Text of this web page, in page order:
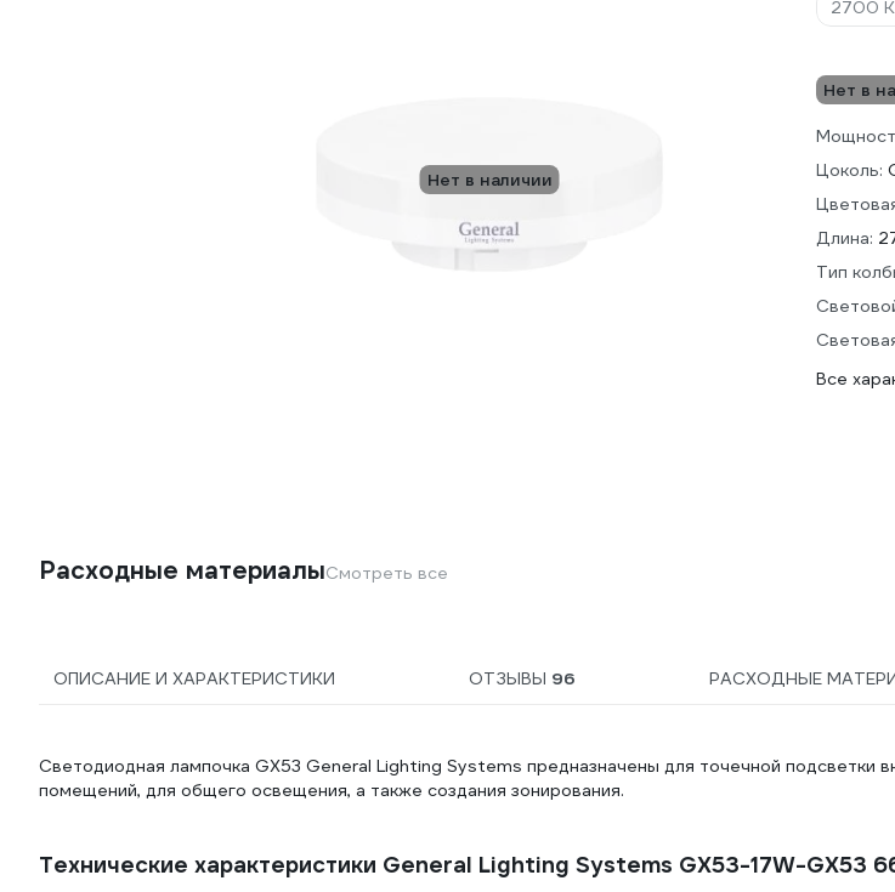
Нет в наличии
2700 К
Нет в
Цоколь:
Длина:
Тип
Все
Расходные материалыСмотреть все
ОПИСАНИЕ И ХАРАКТЕРИСТИКИ ОТЗЫВЫ 96 РАСХОДНЫЕ
Светодиодная лампочка GX53 General Lighting Systems предназначены для точечной подсветки
помещений, для общего освещения, а также создания зонирования.
Технические характеристики General Lighting Systems GX53-17W-GX53